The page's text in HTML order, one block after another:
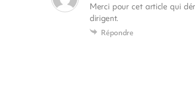
Merci pour cet article qui
dirigent.
Répondre